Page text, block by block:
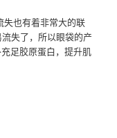
失也有着非常大的联
失了，所以眼袋的产
足胶原蛋白，提升肌